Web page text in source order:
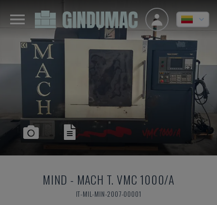
MIND - MACH T. VMC 1000/A
IT-MIL-MIN-2007-00001